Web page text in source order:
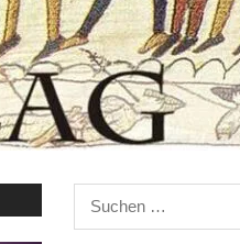
Suchen
nach: